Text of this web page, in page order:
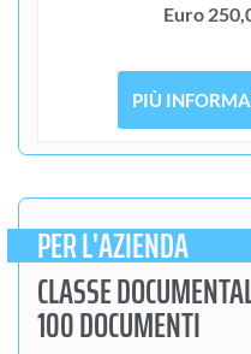
Euro
PIÙ
PER L'AZIENDA
CLASSE
100 DOCUMENTI